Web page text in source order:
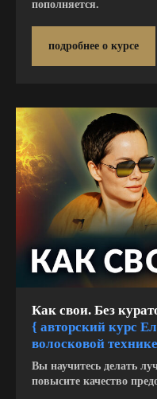
пополняется.
подробнее о курсе
Как свои. Без
{ авторский курс
волосковой
Вы научитесь делать
повысите качество